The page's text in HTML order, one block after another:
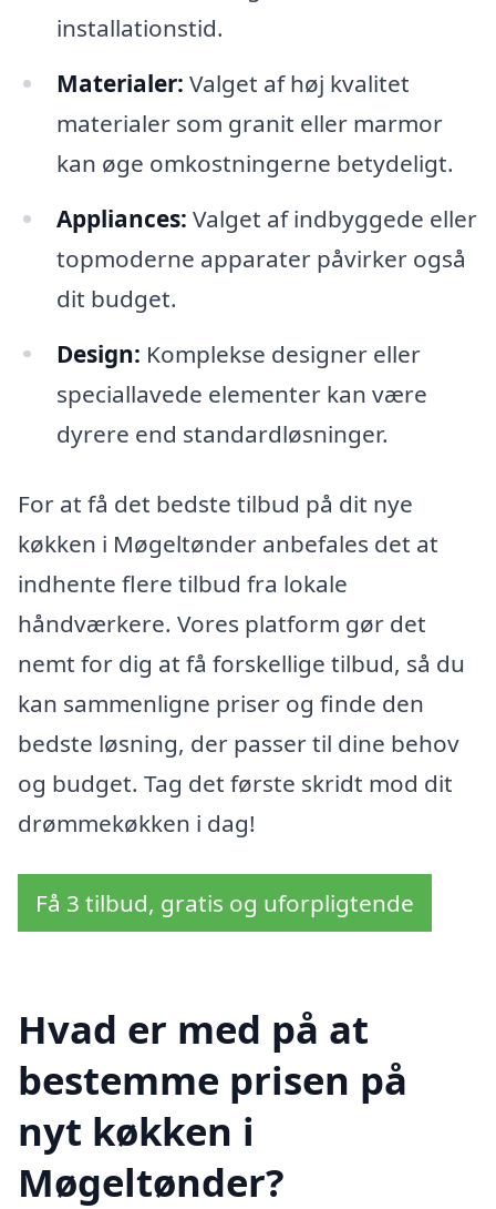
installationstid.
Materialer: Valget af høj kvalitet
materialer som granit eller marmor
kan øge omkostningerne betydeligt.
Appliances: Valget af indbyggede eller
topmoderne apparater påvirker også
dit budget.
Design: Komplekse designer eller
speciallavede elementer kan være
dyrere end standardløsninger.
For at få det bedste tilbud på dit nye
køkken i Møgeltønder anbefales det at
indhente flere tilbud fra lokale
håndværkere. Vores platform gør det
nemt for dig at få forskellige tilbud, så du
kan sammenligne priser og finde den
bedste løsning, der passer til dine behov
og budget. Tag det første skridt mod dit
drømmekøkken i dag!
Få 3 tilbud, gratis og uforpligtende
Hvad er med på at
bestemme prisen på
nyt køkken i
Møgeltønder?